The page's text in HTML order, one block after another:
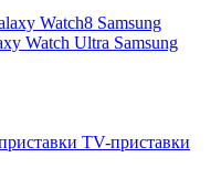
Watch8 Samsung
Watch Ultra Samsung
TV-приставки